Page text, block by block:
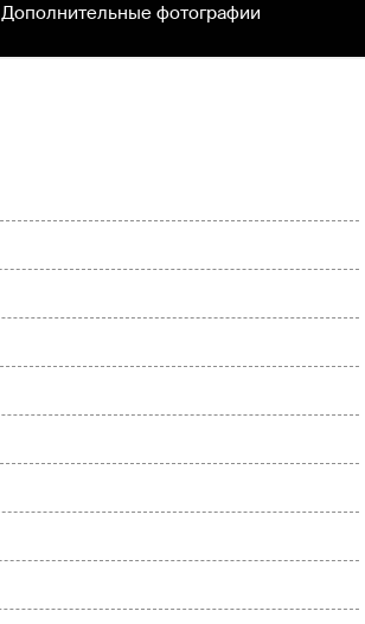
Дополнительные фотографии